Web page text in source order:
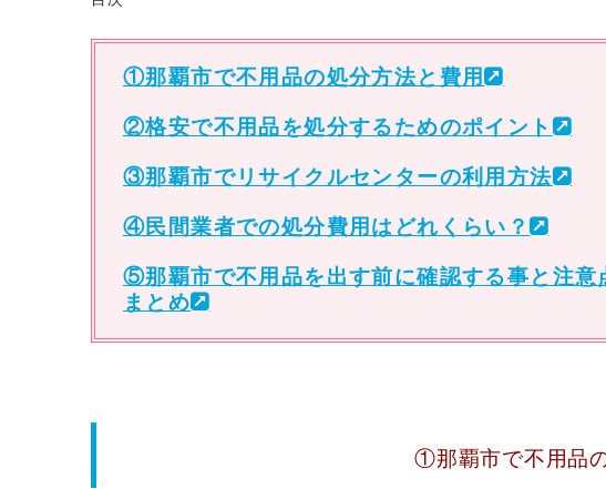
①那覇市で不用品の処分方法と費用
②格安で不用品を処分するためのポイント
③那覇市でリサイクルセンターの利用方法
④民間業者での処分費用はどれくらい？
⑤那覇市で不用品を出す前に確認する事と注意
まとめ
①那覇市で不用品